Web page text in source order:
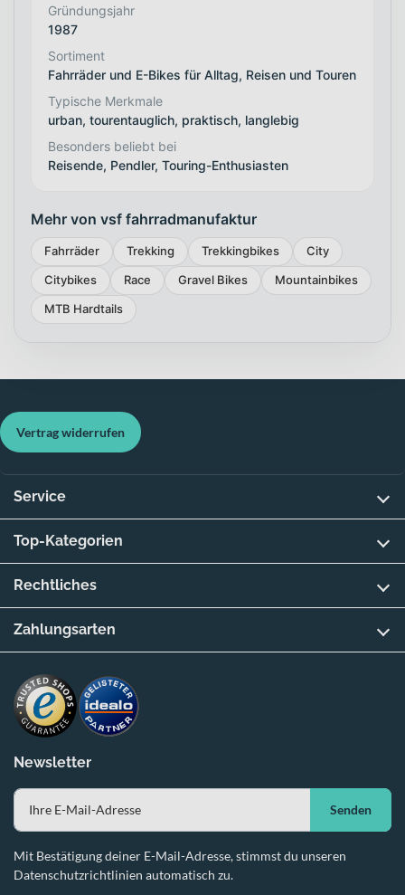
Gründungsjahr
1987
Sortiment
Fahrräder und E-Bikes für Alltag, Reisen und Touren
Typische Merkmale
urban, tourentauglich, praktisch, langlebig
Besonders beliebt bei
Reisende, Pendler, Touring-Enthusiasten
Mehr von vsf fahrradmanufaktur
Fahrräder Trekking Trekkingbikes
City
Citybikes
Race Gravel Bikes
Mountainbikes
MTB Hardtails
Newsletter
Senden
Mit Bestätigung deiner E-Mail-Adresse, stimmst du unseren
Datenschutzrichtlinien automatisch zu.
Vertrag widerrufen
Service
Top-Kategorien
Rechtliches
Zahlungsarten